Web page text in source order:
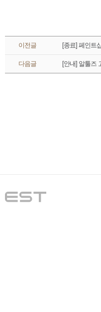
이전글 [종료] 페인트
다음글 [안내] 알툴즈